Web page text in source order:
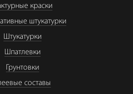
краски
штукатурки
Штукатурки
Шпатлевки
Грунтовки
составы